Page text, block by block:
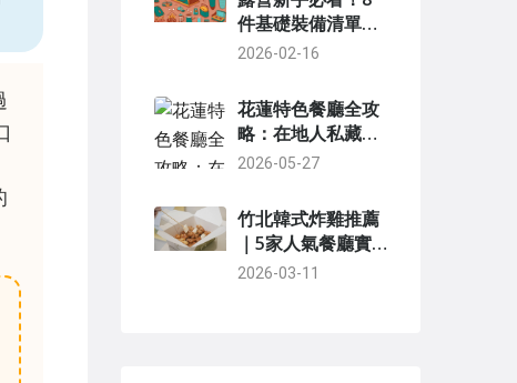
件基礎裝備清單，
第一次露營就上手
2026-02-16
花蓮特色餐廳全攻
略：在地人私藏清
單與避坑指南
2026-05-27
竹北韓式炸雞推薦
｜5家人氣餐廳實
吃評比與點餐全攻
2026-03-11